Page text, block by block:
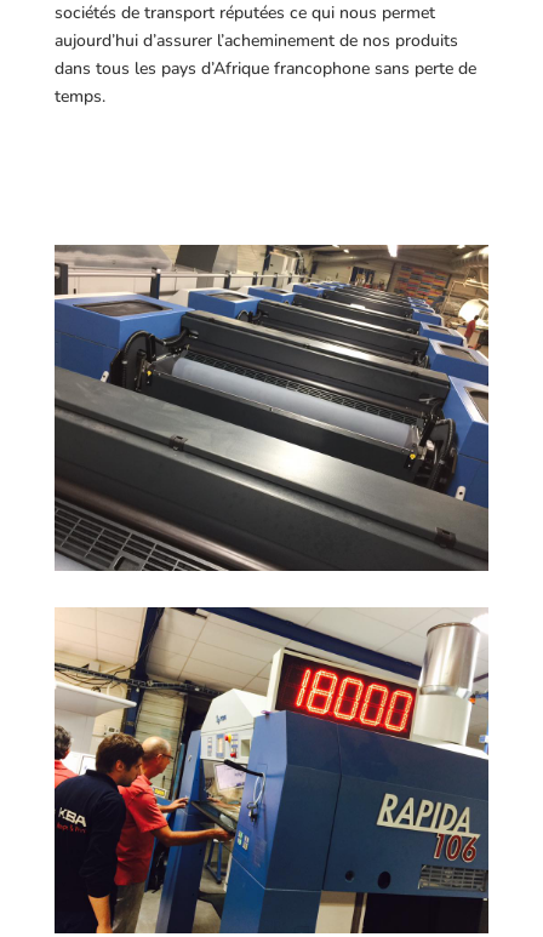
sociétés de transport réputées ce qui nous permet
aujourd’hui d’assurer l’acheminement de nos produits
dans tous les pays d’Afrique francophone sans perte de
temps.